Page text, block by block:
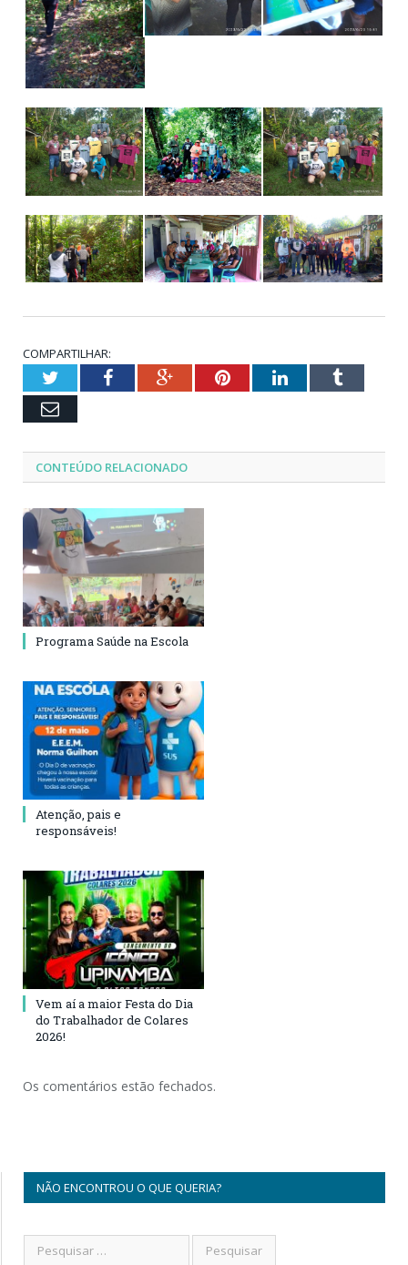
COMPARTILHAR:
TwitterFacebookGoogle+PinterestLinkedInTumblr
Email
CONTEÚDO RELACIONADO
Programa Saúde na Escola
Atenção, pais e
responsáveis!
Vem aí a maior Festa do Dia
do Trabalhador de Colares
2026!
Os comentários estão fechados.
NÃO ENCONTROU O QUE QUERIA?